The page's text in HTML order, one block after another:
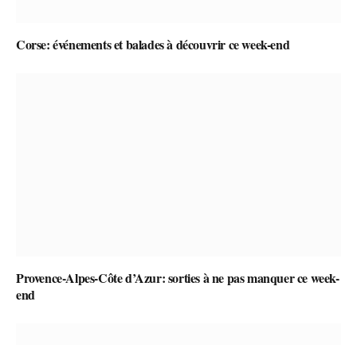
Corse: événements et balades à découvrir ce week-end
Provence-Alpes-Côte d’Azur: sorties à ne pas manquer ce week-
end